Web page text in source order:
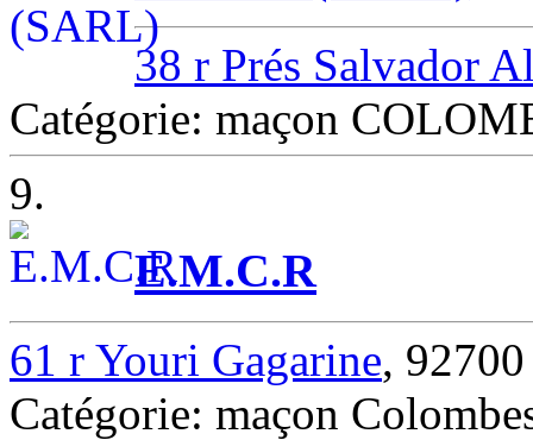
38 r Prés Salvador
Catégorie: maçon
9.
E.M.C.R
61 r Youri Gagarine,
Catégorie: maçon